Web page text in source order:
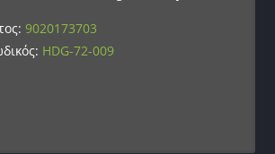
9020173703
HDG-72-009